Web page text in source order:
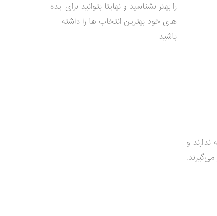
و
را بهتر بشناسید و نهایتا بتوانید برای ایده
های خود بهترین انتخاب ها را داشته
باشید